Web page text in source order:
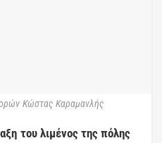
Κώστας Καραμανλής
του λιμένος της πόλης